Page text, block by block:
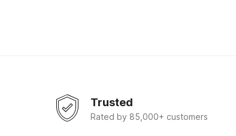
Trusted
Rated by 85,000+ customers